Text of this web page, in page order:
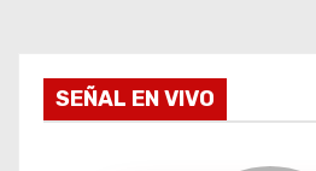
a
d
SEÑAL EN VIVO